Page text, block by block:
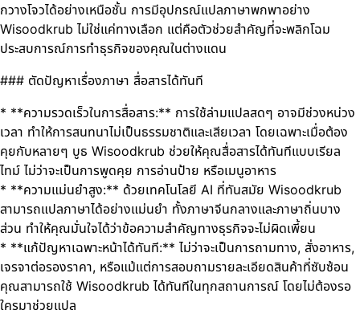
กวางโจวได้อย่างเหนือชั้น การมีอุปกรณ์แปลภาษาพกพาอย่าง
Wisoodkrub ไม่ใช่แค่ทางเลือก แต่คือตัวช่วยสำคัญที่จะพลิกโฉม
ประสบการณ์การทำธุรกิจของคุณในต่างแดน
### ตัดปัญหาเรื่องภาษา สื่อสารได้ทันที
* **ความรวดเร็วในการสื่อสาร:** การใช้ล่ามแปลสดๆ อาจมีช่วงหน่วง
เวลา ทำให้การสนทนาไม่เป็นธรรมชาติและเสียเวลา โดยเฉพาะเมื่อต้อง
คุยกับหลายๆ บูธ Wisoodkrub ช่วยให้คุณสื่อสารได้ทันทีแบบเรียล
ไทม์ ไม่ว่าจะเป็นการพูดคุย การอ่านป้าย หรือเมนูอาหาร
* **ความแม่นยำสูง:** ด้วยเทคโนโลยี AI ที่ทันสมัย Wisoodkrub
สามารถแปลภาษาได้อย่างแม่นยำ ทั้งภาษาจีนกลางและภาษาถิ่นบาง
ส่วน ทำให้คุณมั่นใจได้ว่าข้อความสำคัญทางธุรกิจจะไม่ผิดเพี้ยน
* **แก้ปัญหาเฉพาะหน้าได้ทันที:** ไม่ว่าจะเป็นการถามทาง, สั่งอาหาร,
เจรจาต่อรองราคา, หรือแม้แต่การสอบถามรายละเอียดสินค้าที่ซับซ้อน
คุณสามารถใช้ Wisoodkrub ได้ทันทีในทุกสถานการณ์ โดยไม่ต้องรอ
ใครมาช่วยแปล